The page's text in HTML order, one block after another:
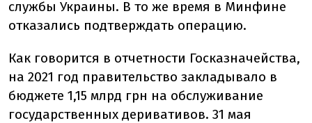
службы Украины. В то же время в Минфине
отказались подтверждать операцию.
Как говорится в отчетности Госказначейства,
на 2021 год правительство закладывало в
бюджете 1,15 млрд грн на обслуживание
государственных деривативов. 31 мая